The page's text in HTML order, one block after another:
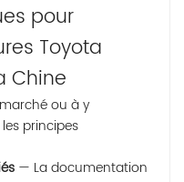
pour
Toyota
Chine
ou à y
principes
— La documentation